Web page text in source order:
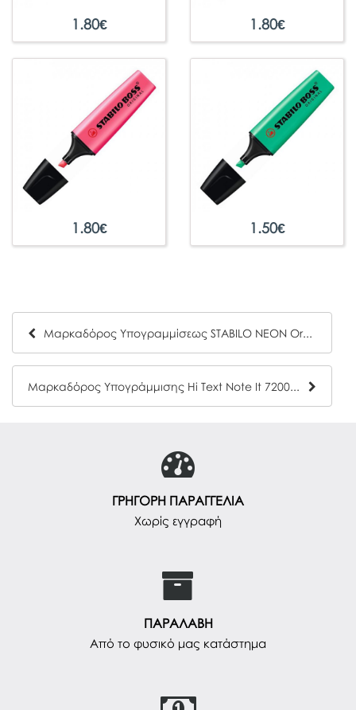
1.80€ 1.80€
1.80€ 1.50€
Μαρκαδόρος Υπογραμμίσεως STABILO NEON Orange 72-54
Μαρκαδόρος Υπογράμμισης Hi Text Note It 7200 Παστέλ Διάφορα Χρώματα
ΓΡΗΓΟΡΗ ΠΑΡΑΓΓΕΛΙΑ
Χωρίς εγγραφή
ΠΑΡΑΛΑΒΗ
Από το φυσικό μας κατάστημα